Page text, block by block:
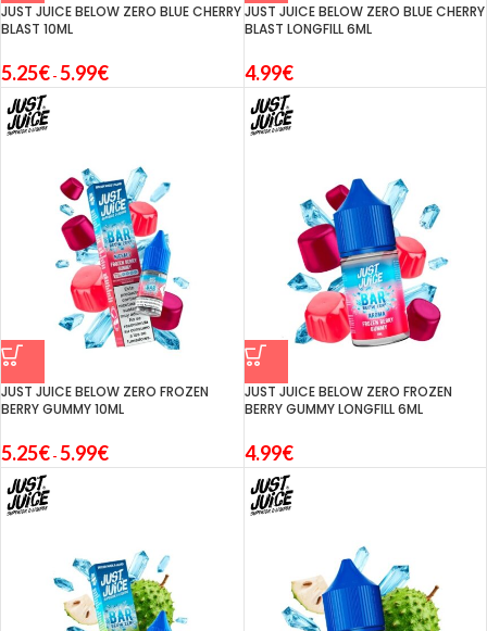
JUST JUICE BELOW ZERO BLUE CHERRY
BLAST 10ML
5.25€ - 5.99€
JUST JUICE BELOW ZERO BLUE CHERRY
BLAST LONGFILL 6ML
4.99€
JUST JUICE BELOW ZERO FROZEN
BERRY GUMMY 10ML
5.25€ - 5.99€
JUST JUICE BELOW ZERO FROZEN
BERRY GUMMY LONGFILL 6ML
4.99€